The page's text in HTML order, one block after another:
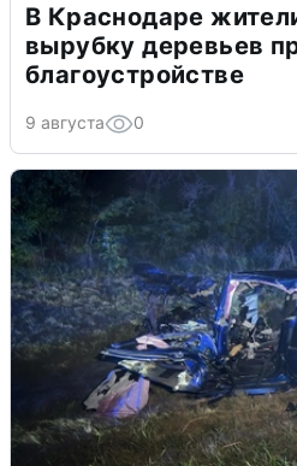
В Краснодаре
вырубку деревьев
благоустройстве
9 августа 0